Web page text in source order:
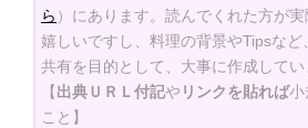
ら ）にあります。読んでくれた方が
嬉しいですし、料理の背景やTipsな
共有を目的として、大事に作成してい
【出典ＵＲＬ付記やリンクを貼れば小
こと】